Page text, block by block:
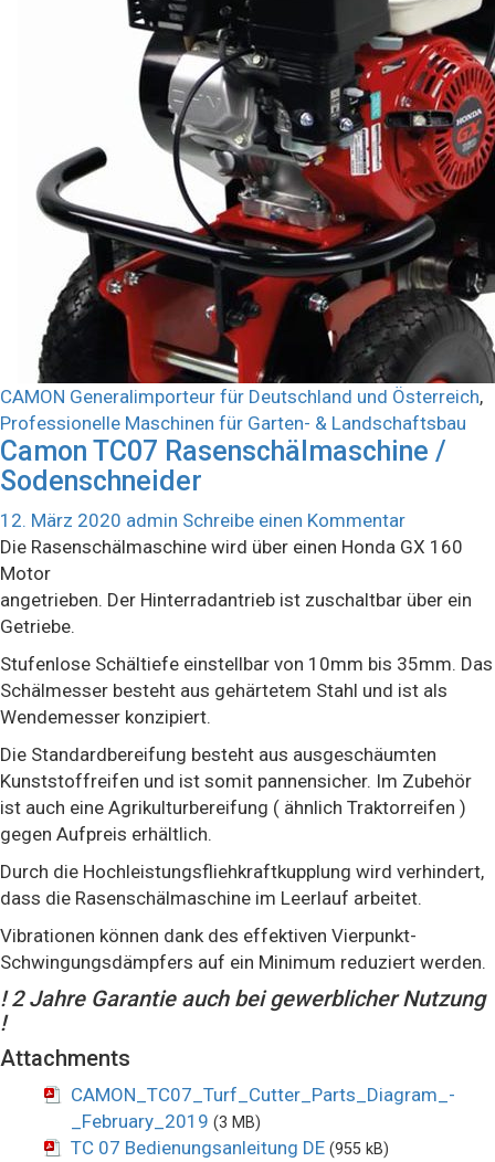
CAMON Generalimporteur für Deutschland und Österreich,
Professionelle Maschinen für Garten- & Landschaftsbau
Camon TC07 Rasenschälmaschine /
Sodenschneider
12. März 2020 admin Schreibe einen Kommentar
Die Rasenschälmaschine wird über einen Honda GX 160
Motor
angetrieben. Der Hinterradantrieb ist zuschaltbar über ein
Getriebe.
Stufenlose Schältiefe einstellbar von 10mm bis 35mm. Das
Schälmesser besteht aus gehärtetem Stahl und ist als
Wendemesser konzipiert.
Die Standardbereifung besteht aus ausgeschäumten
Kunststoffreifen und ist somit pannensicher. Im Zubehör
ist auch eine Agrikulturbereifung ( ähnlich Traktorreifen )
gegen Aufpreis erhältlich.
Durch die Hochleistungsfliehkraftkupplung wird verhindert,
dass die Rasenschälmaschine im Leerlauf arbeitet.
Vibrationen können dank des effektiven Vierpunkt-
Schwingungsdämpfers auf ein Minimum reduziert werden.
! 2 Jahre Garantie auch bei gewerblicher Nutzung
!
Attachments
CAMON_TC07_Turf_Cutter_Parts_Diagram_-
_February_2019 (3 MB)
TC 07 Bedienungsanleitung DE (955 kB)